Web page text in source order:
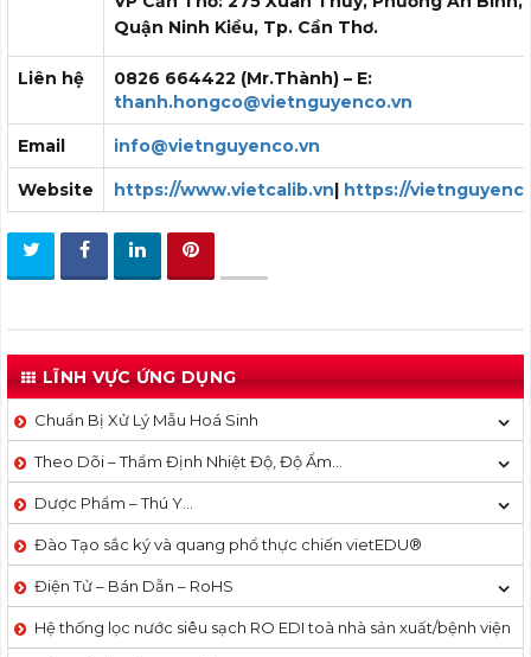
Quận Ninh Kiều, Tp. Cần Thơ.
Liên hệ
0826 664422 (Mr.Thành) – E:
thanh.hongco@vietnguyenco.vn
Email info@vietnguyenco.vn
Website https://www.vietcalib.vn| https://
LĨNH VỰC ỨNG DỤNG
Chuẩn Bị Xử Lý Mẫu Hoá Sinh
Theo Dõi – Thẩm Định Nhiệt Độ, Độ Ẩm…
Dược Phẩm – Thú Y…
Đào Tạo sắc ký và quang phổ thực chiến vietEDU®
Điện Tử – Bán Dẫn – RoHS
Hệ thống lọc nước siêu sạch RO EDI​​ toà nhà sản xuất/bệnh viện